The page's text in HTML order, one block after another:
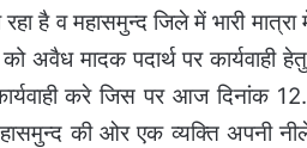
है व महासमुन्द जिले में भारी
अवैध मादक पदार्थ पर कार्यवाही
करे जिस पर आज दिनांक
की ओर एक व्यक्ति अपनी